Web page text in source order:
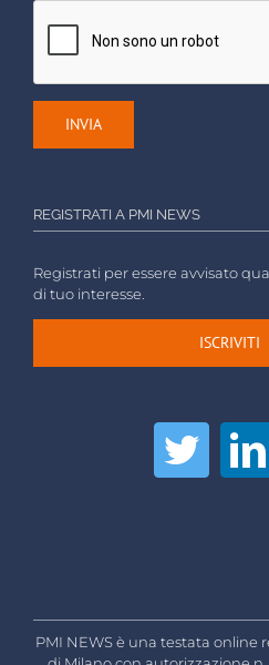
REGISTRATI A PMI NEWS
Registrati per essere avvisato
di tuo interesse.
ISCRIVITI
PMI NEWS è una testata online